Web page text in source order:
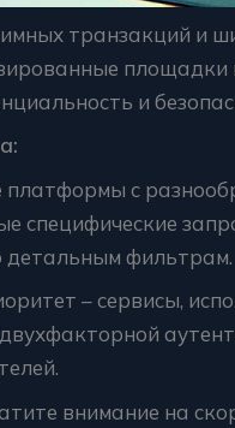
транзакций и
и
с
специфические
детальным фильтрам.
– сервисы,
внимание на